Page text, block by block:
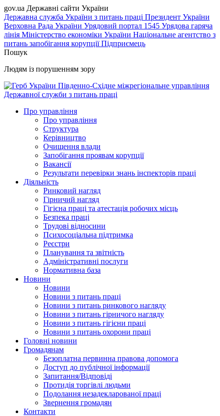
gov.ua Державні сайти України
Державна служба України з питань праці Президент України
Верховна Рада України Урядовий портал 1545 Урядова гаряча
лінія Міністерство економіки України Національне агентство з
питань запобігання корупціїПідприємець
Пошук
Людям із порушенням зору
Південно-Східне міжрегіональне управління
Державної служби з питань праці
Про управління
Про управління
Структура
Керівництво
Очищення влади
Запобігання проявам корупції
Вакансії
Результати перевірки знань інспекторів праці
Діяльність
Ринковий нагляд
Гірничий нагляд
Гігієна праці та атестація робочих місць
Безпека праці
Трудові відносини
Психосоціальна підтримка
Реєстри
Планування та звітність
Адміністративні послуги
Нормативна база
Новини
Новини
Новини з питань праці
Новини з питань ринкового нагляду
Новини з питань гірничого нагляду
Новини з питань гігієни праці
Новини з питань охорони праці
Головні новини
Громадянам
Безоплатна первинна правова допомога
Доступ до публічної інформації
Запитання/Відповіді
Протидія торгівлі людьми
Подолання незадекларованої праці
Звернення громадян
Контакти